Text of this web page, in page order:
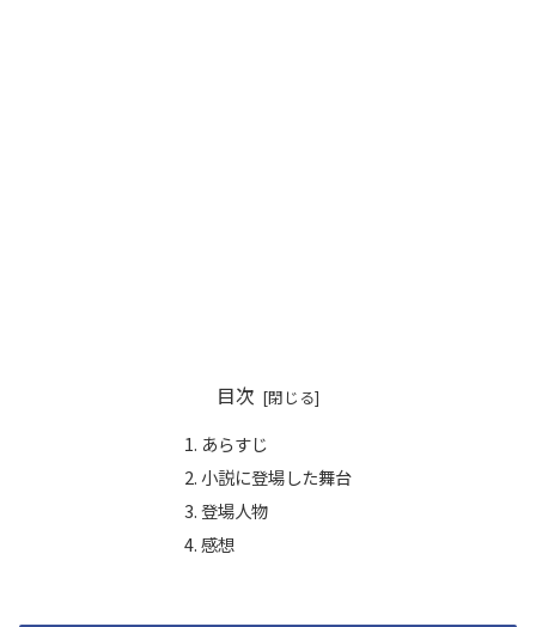
目次
あらすじ
小説に登場した舞台
登場人物
感想